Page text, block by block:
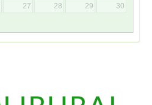
27 28 29
30